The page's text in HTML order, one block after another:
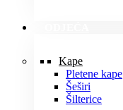
Kape
Pletene kape
Šeširi
Šilterice